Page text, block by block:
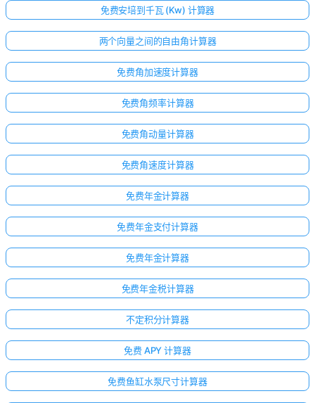
免费安培到千瓦 (Kw) 计算器
两个向量之间的自由角计算器
免费角加速度计算器
免费角频率计算器
免费角动量计算器
免费角速度计算器
免费年金计算器
免费年金支付计算器
免费年金计算器
免费年金税计算器
不定积分计算器
免费 APY 计算器
免费鱼缸水泵尺寸计算器